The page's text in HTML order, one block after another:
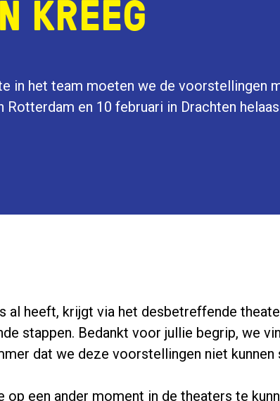
KREEG
in het team moeten we de voorstellingen
Rotterdam en 10 februari in Drachten helaas
al heeft, krijgt via het desbetreffende
stappen. Bedankt voor jullie begrip, we
dat we deze voorstellingen niet kunnen
op een ander moment in de theaters te